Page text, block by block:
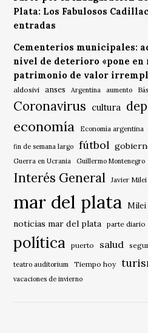
Plata: Los Fabulosos
entradas
Cementerios municipales:
nivel de deterioro «pone en
patrimonio de valor
aldosivi anses Argentina aumento
Coronavirus cultura
economía Economía argentina
fin de semana largo fútbol
Guerra en Ucrania Guillermo Montenegro
Interés General Javier Milei
mar del plata Milei
noticias mar del plata
parte diario
política puerto salud
teatro auditorium Tiempo hoy
vacaciones de invierno